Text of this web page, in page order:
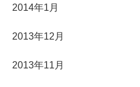
2014年1月
2013年12月
2013年11月